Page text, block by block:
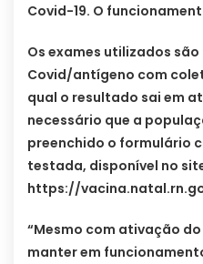
Covid-19. O
Os exames utilizados
Covid/antígeno com
qual o resultado sai em
necessário que a
preenchido o formulário
testada, disponível no
https://
“Mesmo com ativação
manter em